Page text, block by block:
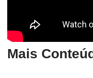
Mais